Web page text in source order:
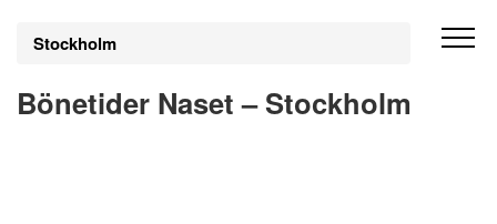
Stockholm
Bönetider Naset – Stockholm